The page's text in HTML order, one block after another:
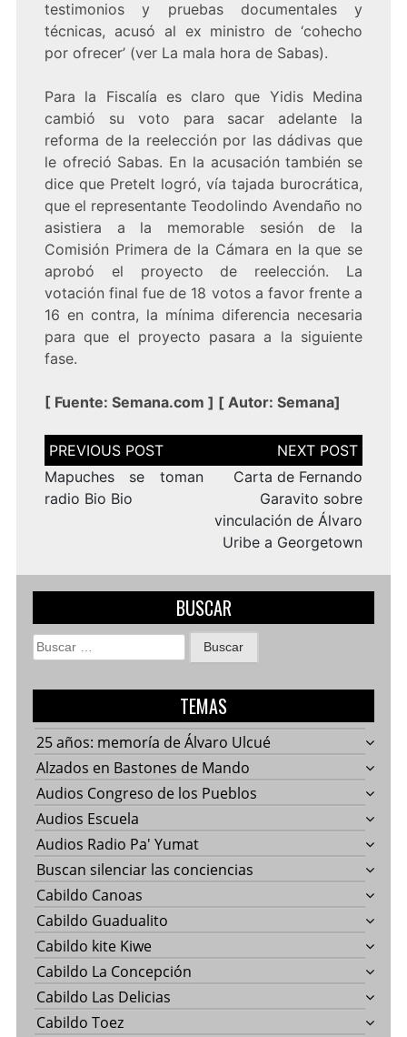
testimonios y pruebas documentales y
técnicas, acusó al ex ministro de ‘cohecho
por ofrecer’ (ver La mala hora de Sabas).
Para la Fiscalía es claro que Yidis Medina
cambió su voto para sacar adelante la
reforma de la reelección por las dádivas que
le ofreció Sabas. En la acusación también se
dice que Pretelt logró, vía tajada burocrática,
que el representante Teodolindo Avendaño no
asistiera a la memorable sesión de la
Comisión Primera de la Cámara en la que se
aprobó el proyecto de reelección. La
votación final fue de 18 votos a favor frente a
16 en contra, la mínima diferencia necesaria
para que el proyecto pasara a la siguiente
fase.
[ Fuente: Semana.com ] [ Autor: Semana]
Navegación
de
entradas
Mapuches se toman
radio Bio Bio
Carta de Fernando
Garavito sobre
vinculación de Álvaro
Uribe a Georgetown
BUSCAR
Buscar:
TEMAS
25 años: memoría de Álvaro Ulcué
Alzados en Bastones de Mando
Audios Congreso de los Pueblos
Audios Escuela
Audios Radio Pa' Yumat
Buscan silenciar las conciencias
Cabildo Canoas
Cabildo Guadualito
Cabildo kite Kiwe
Cabildo La Concepción
Cabildo Las Delicias
Cabildo Toez